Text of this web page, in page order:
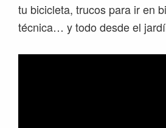
tu bicicleta, trucos para ir en
técnica… y todo desde el